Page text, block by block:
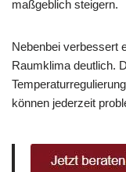
maßgeblich steigern.
Nebenbei verbessert
Raumklima deutlich.
können jederzeit